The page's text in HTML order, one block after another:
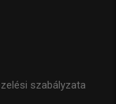
szabályzata